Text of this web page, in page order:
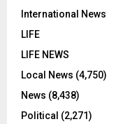
International News
LIFE
LIFE NEWS
Local News (4,750)
News (8,438)
Political (2,271)